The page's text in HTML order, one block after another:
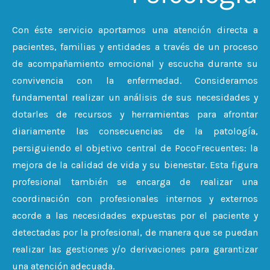
Con éste servicio aportamos una atención directa a
pacientes, familias y entidades a través de un proceso
de acompañamiento emocional y escucha durante su
convivencia con la enfermedad. Consideramos
fundamental realizar un análisis de sus necesidades y
dotarles de recursos y herramientas para afrontar
diariamente las consecuencias de la patología,
persiguiendo el objetivo central de PocoFrecuentes: la
mejora de la calidad de vida y su bienestar. Esta figura
profesional también se encarga de realizar una
coordinación con profesionales internos y externos
acorde a las necesidades expuestas por el paciente y
detectadas por la profesional, de manera que se puedan
realizar las gestiones y/o derivaciones para garantizar
una atención adecuada.